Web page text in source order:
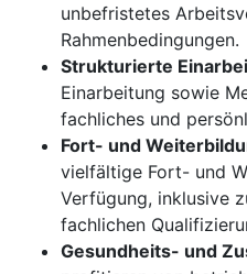
unbefristetes
Rahmenbedingungen.
Strukturierte
Einarbeitung sowie
fachliches und
Fort- und
vielfältige Fort- und
Verfügung, inklusive
fachlichen
Gesundheits- und